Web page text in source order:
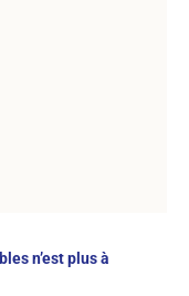
n’est plus à